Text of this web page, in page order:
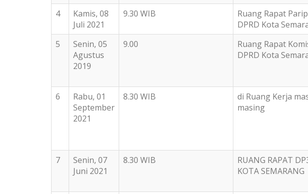
4
Kamis, 08
Juli 2021
9.30 WIB
Ruang Rapat
DPRD Kota
5
Senin, 05
Agustus
2019
9.00
Ruang Rapat
DPRD Kota
6
Rabu, 01
September
2021
8.30 WIB
di Ruang Kerja
masing
7
Senin, 07
Juni 2021
8.30 WIB
RUANG RAPAT
KOTA SEMARANG